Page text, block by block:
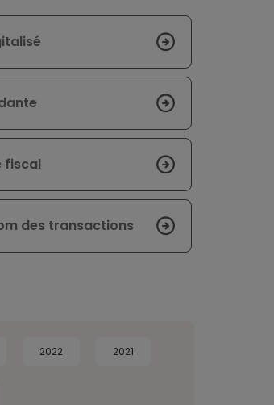
fiscal
des transactions
2022 2021